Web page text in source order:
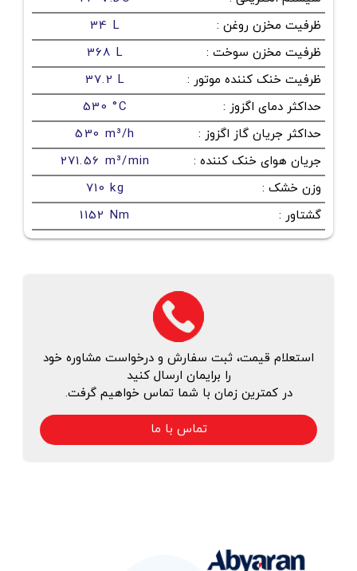
ظرفیت مخزن روغن :
34 L
ظرفیت مخزن سوخت :
368 L
ظرفیت خنک کننده موتور :
37.2 L
حداکثر دمای اگزوز :
530 °C
حداکثر جریان گاز اگزوز :
530 m³/h
جریان هوای خنک کننده :
271.56 m³/min
وزن خشک :
710 kg
گشتاور :
1152 Nm
استعلام قیمت، ثبت سفارش و درخواست مشاوره خود
را برایمان ارسال کنید
در کمترین زمان با شما تماس خواهیم گرفت.
تماس با ما